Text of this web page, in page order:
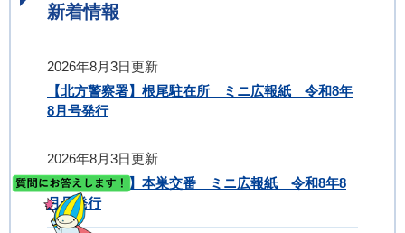
新着情報
2026年8月3日更新
【北方警察署】根尾駐在所 ミニ広報紙 令和8年
8月号発行
2026年8月3日更新
【北方警察署】本巣交番 ミニ広報紙 令和8年8
月号発行